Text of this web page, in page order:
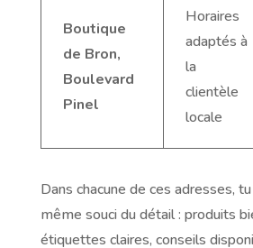
Boutique
de Bron,
Boulevard
Pinel
Horaires
adaptés à
la
clientèle
locale
Dans chacune de ces adresses,
même souci du détail : produits
étiquettes claires, conseils